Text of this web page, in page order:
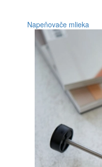
Napeňovače mlieka